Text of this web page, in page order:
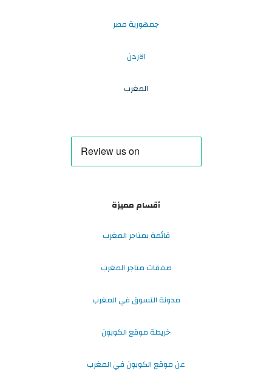
جمهورية مصر
الاردن
المغرب
أقسام مميزة
قائمة بمتاجر المغرب
صفقات متاجر المغرب
مدونة التسوق في المغرب
خريطة موقع الكوبون
عن موقع الكوبون في المغرب